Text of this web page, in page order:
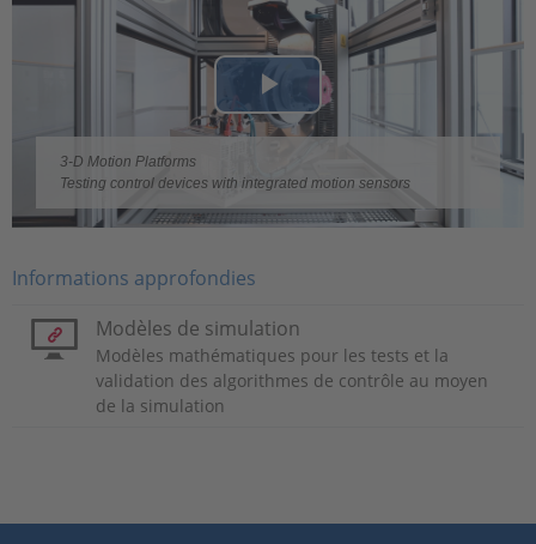
Play
3-D Motion Platforms
Testing control devices with integrated motion sensors
Informations approfondies
Modèles de simulation
Modèles mathématiques pour les tests et la
validation des algorithmes de contrôle au moyen
de la simulation